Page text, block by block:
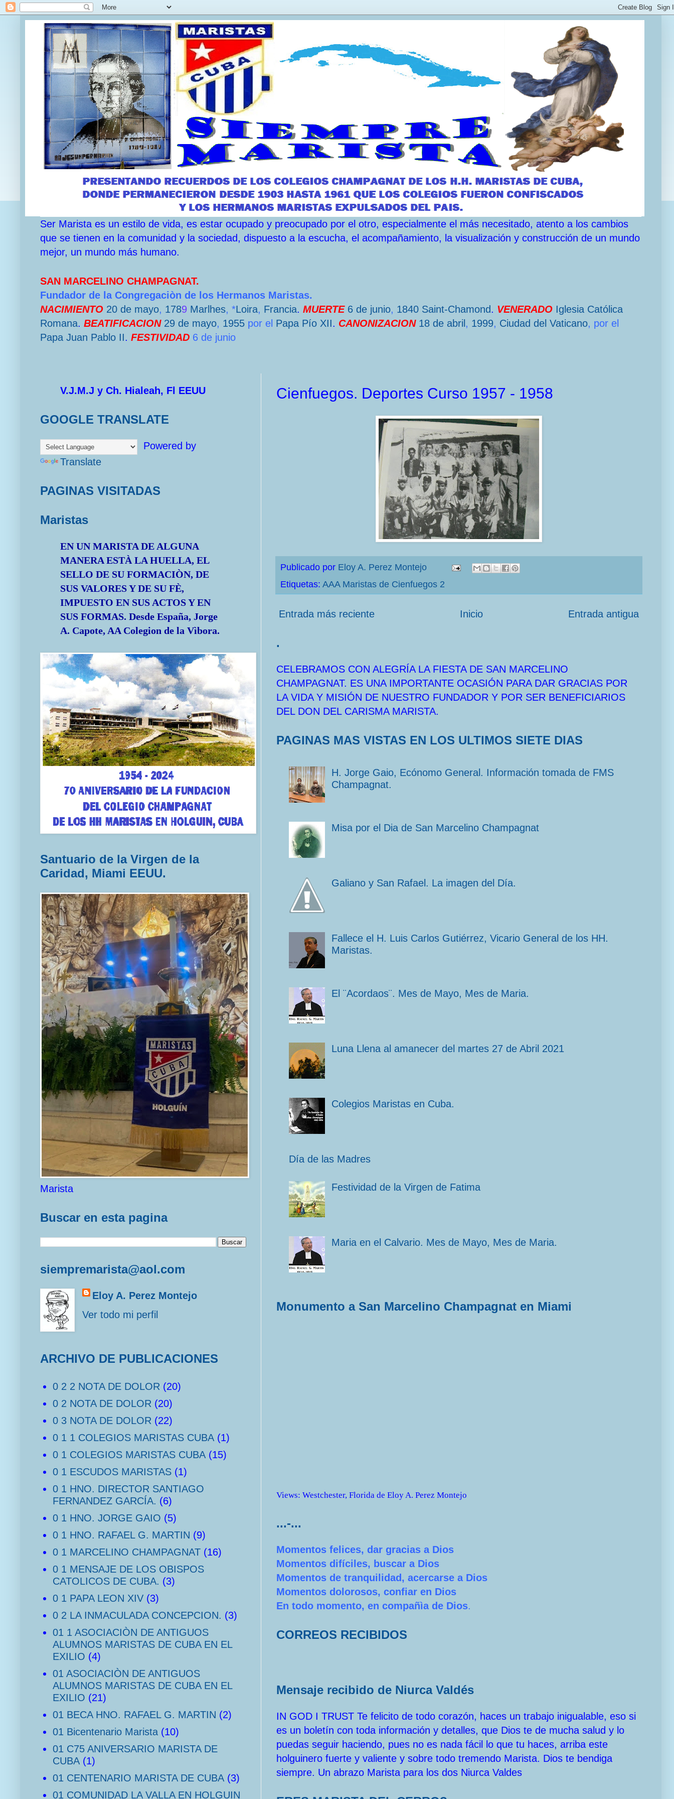
Ser Marista es un estilo de vida, es estar ocupado y preocupado por el otro, especialmente el más necesitado, atento a los cambios
que se tienen en la comunidad y la sociedad, dispuesto a la escucha, el acompañamiento, la visualización y construcción de un mundo
mejor, un mundo más humano.
SAN MARCELINO CHAMPAGNAT.
Fundador de la Congregaciòn de los Hermanos Maristas.
NACIMIENTO 20 de mayo, 1789 Marlhes, *Loira, Francia. MUERTE 6 de junio, 1840 Saint-Chamond. VENERADO Iglesia Católica
Romana. BEATIFICACION 29 de mayo, 1955 por el Papa Pío XII. CANONIZACION 18 de abril , 1999, Ciudad del Vaticano, por el
Papa Juan Pablo II. FESTIVIDAD 6 de junio
Cienfuegos. Deportes Curso 1957 - 1958
Publicado por Eloy A. Perez Montejo
Etiquetas: AAA Maristas de Cienfuegos 2
Entrada más reciente Entrada antigua
Inicio
.
CELEBRAMOS CON ALEGRÍA LA FIESTA DE SAN MARCELINO
CHAMPAGNAT. ES UNA IMPORTANTE OCASIÓN PARA DAR GRACIAS POR
LA VIDA Y MISIÓN DE NUESTRO FUNDADOR Y POR SER BENEFICIARIOS
DEL DON DEL CARISMA MARISTA.
PAGINAS MAS VISTAS EN LOS ULTIMOS SIETE DIAS
H. Jorge Gaio, Ecónomo General. Información tomada de FMS
Champagnat.
Misa por el Dia de San Marcelino Champagnat
Galiano y San Rafael. La imagen del Día.
Fallece el H. Luis Carlos Gutiérrez, Vicario General de los HH.
Maristas.
El ¨Acordaos¨. Mes de Mayo, Mes de Maria.
Luna Llena al amanecer del martes 27 de Abril 2021
Colegios Maristas en Cuba.
Día de las Madres
Festividad de la Virgen de Fatima
Maria en el Calvario. Mes de Mayo, Mes de Maria.
Monumento a San Marcelino Champagnat en Miami
Views: Westchester, Florida de Eloy A. Perez Montejo
...-...
Momentos felices, dar gracias a Dios
Momentos difíciles, buscar a Dios
Momentos de tranquilidad, acercarse a Dios
Momentos dolorosos, confiar en Dios
En todo momento, en compañìa de Dios.
CORREOS RECIBIDOS
Mensaje recibido de Niurca Valdés
IN GOD I TRUST Te felicito de todo corazón, haces un trabajo inigualable, eso si
es un boletín con toda información y detalles, que Dios te de mucha salud y lo
puedas seguir haciendo, pues no es nada fácil lo que tu haces, arriba este
holguinero fuerte y valiente y sobre todo tremendo Marista. Dios te bendiga
siempre. Un abrazo Marista para los dos Niurca Valdes
V.J.M.J y Ch. Hialeah, Fl EEUU
GOOGLE TRANSLATE
Powered by
Translate
PAGINAS VISITADAS
Maristas
EN UN MARISTA DE ALGUNA
MANERA ESTÀ LA HUELLA, EL
SELLO DE SU FORMACIÒN, DE
SUS VALORES Y DE SU FÈ,
IMPUESTO EN SUS ACTOS Y EN
SUS FORMAS. Desde España, Jorge
A. Capote, AA Colegion de la Vìbora.
Santuario de la Virgen de la
Caridad, Miami EEUU.
Marista
Buscar en esta pagina
siempremarista@aol.com
Eloy A. Perez Montejo
Ver todo mi perfil
ARCHIVO DE PUBLICACIONES
0 2 2 NOTA DE DOLOR (20)
0 2 NOTA DE DOLOR (20)
0 3 NOTA DE DOLOR (22)
0 1 1 COLEGIOS MARISTAS CUBA (1)
0 1 COLEGIOS MARISTAS CUBA (15)
0 1 ESCUDOS MARISTAS (1)
0 1 HNO. DIRECTOR SANTIAGO
FERNANDEZ GARCÍA. (6)
0 1 HNO. JORGE GAIO (5)
0 1 HNO. RAFAEL G. MARTIN (9)
0 1 MARCELINO CHAMPAGNAT (16)
0 1 MENSAJE DE LOS OBISPOS
CATOLICOS DE CUBA. (3)
0 1 PAPA LEON XIV (3)
0 2 LA INMACULADA CONCEPCION. (3)
01 1 ASOCIACIÒN DE ANTIGUOS
ALUMNOS MARISTAS DE CUBA EN EL
EXILIO (4)
01 ASOCIACIÒN DE ANTIGUOS
ALUMNOS MARISTAS DE CUBA EN EL
EXILIO (21)
01 BECA HNO. RAFAEL G. MARTIN (2)
01 Bicentenario Marista (10)
01 C75 ANIVERSARIO MARISTA DE
CUBA (1)
01 CENTENARIO MARISTA DE CUBA (3)
01 COMUNIDAD LA VALLA EN HOLGUIN